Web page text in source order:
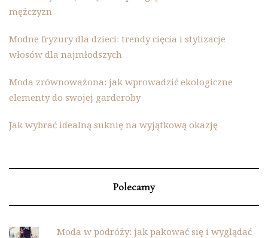
mężczyzn
Modne fryzury dla dzieci: trendy cięcia i stylizacje
włosów dla najmłodszych
Moda zrównoważona: jak wprowadzić ekologiczne
elementy do swojej garderoby
Jak wybrać idealną suknię na wyjątkową okazję
Polecamy
Moda w podróży: jak pakować się i wyglądać